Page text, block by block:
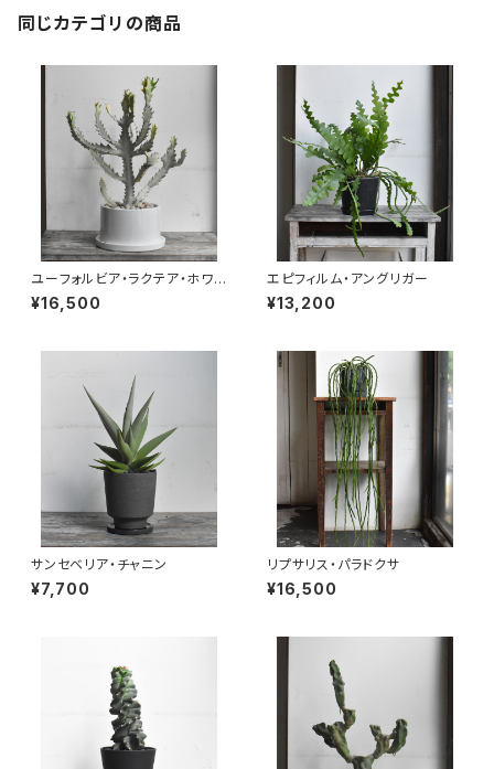
同じカテゴリの商品
ユーフォルビア・ラクテア・ホワイ
トゴースト
¥16,500
エピフィルム・アングリガー
¥13,200
サンセベリア・チャニン
¥7,700
リプサリス・パラドクサ
¥16,500